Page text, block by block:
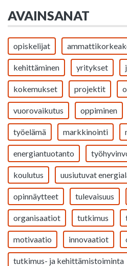
AVAINSANAT
opiskelijat
kehittäminen yritykset
kokemukset projektit
vuorovaikutus oppiminen
työelämä markkinointi
energiantuotanto
koulutus uusiutuvat
opinnäytteet tulevaisuus
organisaatiot tutkimus
motivaatio innovaatiot
tutkimus- ja kehittämistoiminta